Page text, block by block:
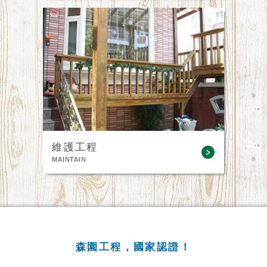
維護工程
MAINTAIN
森園工程，國家認證！